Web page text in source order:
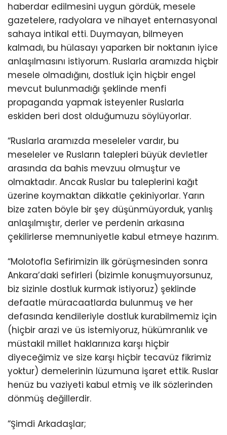
haberdar edilmesini uygun gördük, mesele
gazetelere, radyolara ve nihayet enternasyonal
sahaya intikal etti. Duymayan, bilmeyen
kalmadı, bu hülasayı yaparken bir noktanın iyice
anlaşılmasını istiyorum. Ruslarla aramızda hiçbir
mesele olmadığını, dostluk için hiçbir engel
mevcut bulunmadığı şeklinde menfi
propaganda yapmak isteyenler Ruslarla
eskiden beri dost olduğumuzu söylüyorlar.
“Ruslarla aramızda meseleler vardır, bu
meseleler ve Rusların talepleri büyük devletler
arasında da bahis mevzuu olmuştur ve
olmaktadır. Ancak Ruslar bu taleplerini kağıt
üzerine koymaktan dikkatle çekiniyorlar. Yarın
bize zaten böyle bir şey düşünmüyorduk, yanlış
anlaşılmıştır, derler ve perdenin arkasına
çekilirlerse memnuniyetle kabul etmeye hazırım.
“Molotofla Sefirimizin ilk görüşmesinden sonra
Ankara’daki sefirleri (bizimle konuşmuyorsunuz,
biz sizinle dostluk kurmak istiyoruz) şeklinde
defaatle müracaatlarda bulunmuş ve her
defasında kendileriyle dostluk kurabilmemiz için
(hiçbir arazi ve üs istemiyoruz, hükümranlık ve
müstakil millet haklarınıza karşı hiçbir
diyeceğimiz ve size karşı hiçbir tecavüz fikrimiz
yoktur) demelerinin lüzumuna işaret ettik. Ruslar
henüz bu vaziyeti kabul etmiş ve ilk sözlerinden
dönmüş değillerdir.
“Şimdi Arkadaşlar;